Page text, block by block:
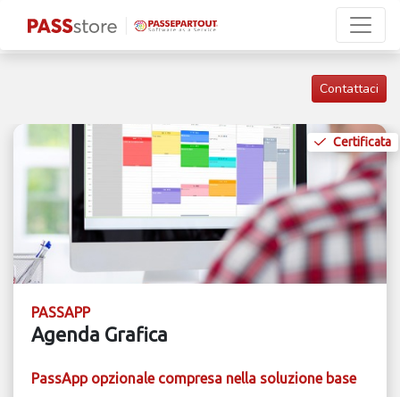
Contattaci
Certificata
PASSAPP
Agenda Grafica
PassApp opzionale compresa nella soluzione base